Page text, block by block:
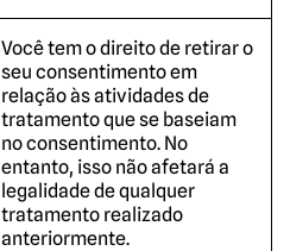
Você tem o direito de retirar o
seu consentimento em
relação às atividades de
tratamento que se baseiam
no consentimento. No
entanto, isso não afetará a
legalidade de qualquer
tratamento realizado
anteriormente.